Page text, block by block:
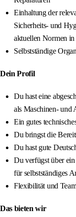
Einhaltung der
Sicherheits- und
aktuellen Normen
Selbstständige
Dein Profil
Du hast eine
als Maschinen- und
Ein gutes
Du bringst die
Du hast gute
Du verfügst über
für selbstständiges
Flexibilität und
Das bieten wir